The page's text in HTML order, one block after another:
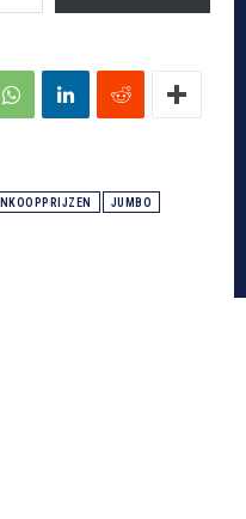
INKOOPPRIJZEN JUMBO